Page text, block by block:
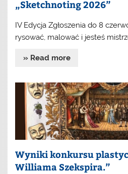
„Sketchnoting 2026”
IV Edycja Zgłoszenia do 8
rysować, malować i jesteś
» Read more
Wyniki konkursu
Williama Szekspira.”